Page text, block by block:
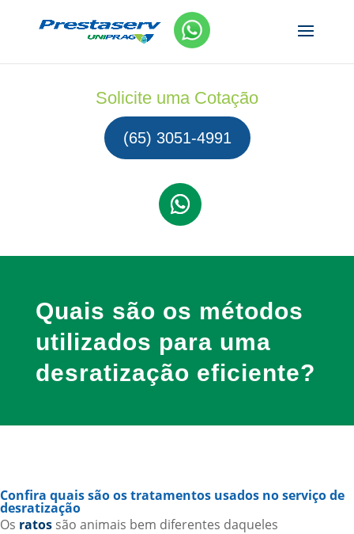
Solicite uma Cotação
(65) 3051-4991
Quais são os métodos
utilizados para uma
desratização eficiente?
Confira quais são os tratamentos usados no serviço de
desratização
Os ratos são animais bem diferentes daqueles